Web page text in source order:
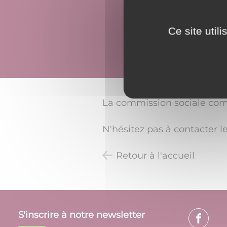
La commission sociale
N'hésitez pas à contacter
Retour à l'accueil
S'inscrire à notre newsletter
Ce site